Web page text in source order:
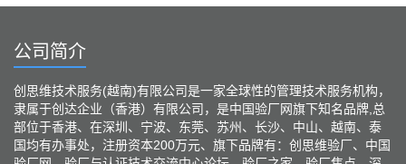
公司简介
创思维技术服务(越南)有限公司是一家全球性的管理技术服务机构，
隶属于创达企业（香港）有限公司，是中国验厂网旗下知名品牌,总
部位于香港、在深圳、宁波、东莞、苏州、长沙、中山、越南、泰
国均有办事处，注册资本200万元、旗下品牌有：创思维验厂、中国